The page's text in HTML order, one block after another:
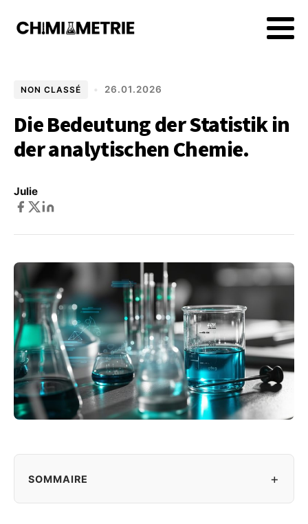
NON CLASSÉ • 26.01.2026
Die Bedeutung der Statistik in
der analytischen Chemie.
Julie
SOMMAIRE +